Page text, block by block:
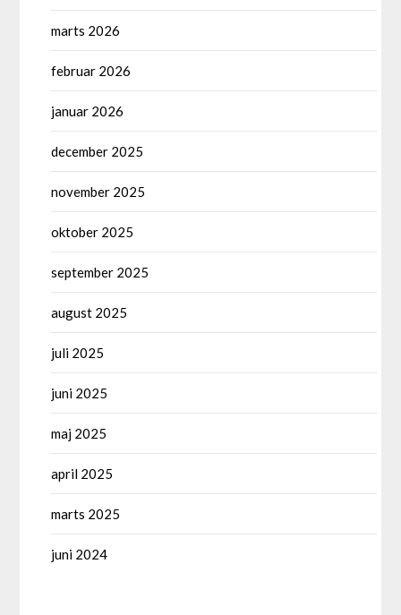
marts 2026
februar 2026
januar 2026
december 2025
november 2025
oktober 2025
september 2025
august 2025
juli 2025
juni 2025
maj 2025
april 2025
marts 2025
juni 2024